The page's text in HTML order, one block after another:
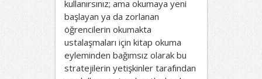
kullanırsınız; ama okumaya yeni
başlayan ya da zorlanan
öğrencilerin okumakta
ustalaşmaları için kitap okuma
eyleminden bağımsız olarak bu
stratejilerin yetişkinler tarafından